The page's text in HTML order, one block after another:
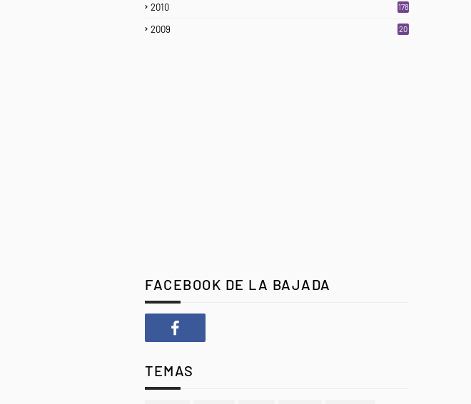
2010 178
2009 20
FACEBOOK DE LA BAJADA
TEMAS